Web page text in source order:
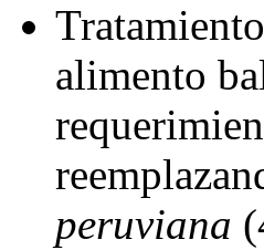
alimento
peruviana